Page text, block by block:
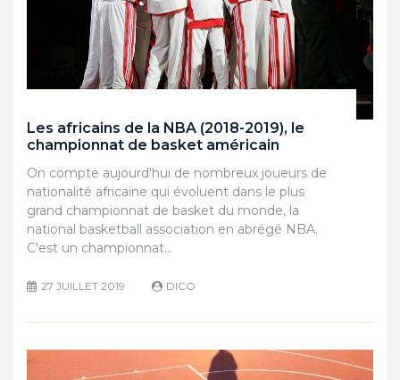
Les africains de la NBA (2018-2019), le
championnat de basket américain
On compte aujourd'hui de nombreux joueurs de
nationalité africaine qui évoluent dans le plus
grand championnat de basket du monde, la
national basketball association en abrégé NBA.
C'est un championnat…
27 JUILLET 2019 DICO